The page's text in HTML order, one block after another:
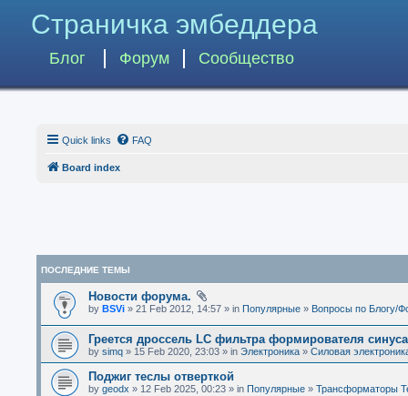
Страничка эмбеддера
Блог Форум Сообщество
Quick links FAQ
Board index
ПОСЛЕДНИЕ ТЕМЫ
Новости форума.
by BSVi » 21 Feb 2012, 14:57 » in Популярные » Вопросы по Блогу/
Греется дроссель LC фильтра формирователя
by simq » 15 Feb 2020, 23:03 » in Электроника » Силовая
Поджиг теслы отверткой
by geodx » 12 Feb 2025, 00:23 » in Популярные » Трансформаторы